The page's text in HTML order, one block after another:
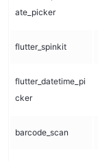
ate_picker
flutter_spinkit
flutter_datetime_pi
cker
barcode_scan